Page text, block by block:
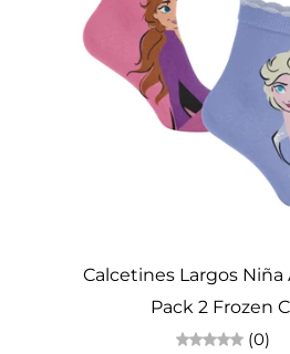
Calcetines Largos Niña
Pack 2 Frozen
(0)